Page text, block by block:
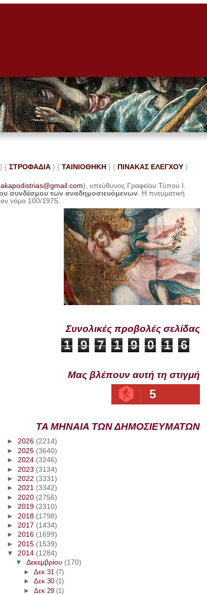
} { ΣΤΡΟΦΑΔΙΑ } { ΤΑΙΝΙΟΘΗΚΗ } { ΠΙΝΑΚΑΣ ΕΛΕΓΧΟΥ}
), υπεύθυνος Γραφείου Τύπου Ι.
συνδέσμου των αναδημοσιευόμενων . Ηπνευματική
νόμο 100/1975.
Συνολικές προβολές σελίδας
1 9 7 1 9 0 1 6
Μας βλέπουν αυτή τη στιγμή
5
ΤΑ ΜΗΝΑΙΑ ΤΩΝ ΔΗΜΟΣΙΕΥΜΑΤΩΝ
►2026 (2214)
► 2025 (3640)
►2024 (3246)
► 2023 (3134)
► 2022 (3331)
►2021 (3342)
► 2020 (2756)
►2019 (2310)
► 2018 (1798)
► 2017 (1434)
►2016 (1699)
► 2015 (1539)
▼2014 (1284)
▼ Δεκεμβρίου (170)
► Δεκ 31 (7)
► Δεκ 30 (1)
► Δεκ 29 (1)